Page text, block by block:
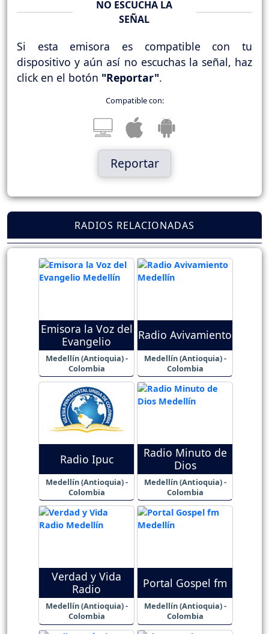
NO ESCUCHA LA
SEÑAL
Si esta emisora es compatible con tu
dispositivo y aún así no escuchas la señal, haz
click en el botón "Reportar".
Compatible con:
Reportar
RADIOS RELACIONADAS
Emisora la Voz del
Evangelio
Medellín (Antioquia) -
Colombia
Radio Avivamiento
Medellín (Antioquia) -
Colombia
Radio Ipuc
Medellín (Antioquia) -
Colombia
Radio Minuto de
Dios
Medellín (Antioquia) -
Colombia
Verdad y Vida
Radio
Medellín (Antioquia) -
Colombia
Portal Gospel fm
Medellín (Antioquia) -
Colombia